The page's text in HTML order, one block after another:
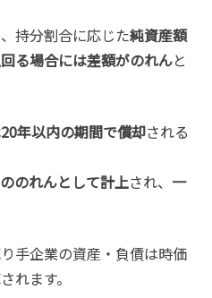
持分割合に応じた純資産額
る場合には差額がのれんと
年以内の期間で償却される
のれんとして計上され、 一
手企業の資産・負債は時価
れます。